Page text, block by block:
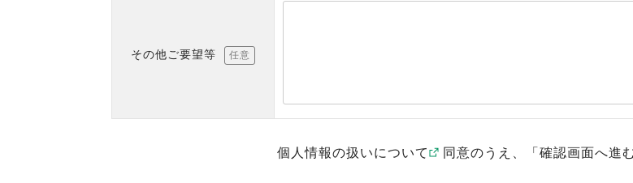
その他ご要望等 任意
個人情報の扱いについて 同意のうえ、「確認画面へ進